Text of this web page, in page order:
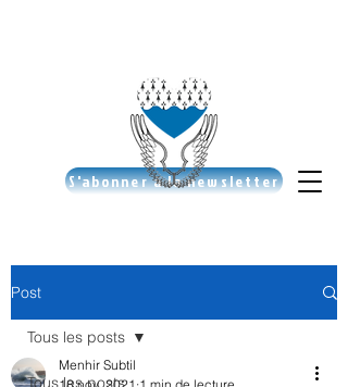
S'abonner à la newsletter
Post
Tous les posts
Tous les posts
Menhir Subtil